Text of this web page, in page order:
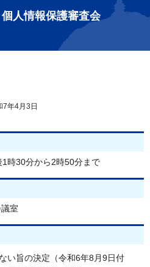
人情報保護審査会
年4月3日
時30分から2時50分まで
室
い旨の決定（令和6年8月9日付